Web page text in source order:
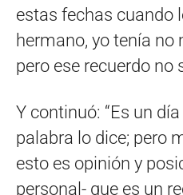
estas fechas cuando
hermano, yo tenía no
pero ese recuerdo no
Y continuó: “Es un
palabra lo dice; pero
esto es opinión y
personal- que es un